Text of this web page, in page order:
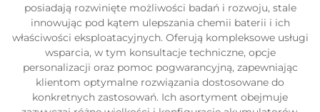
posiadają rozwinięte możliwości badań i rozwoju, stale
innowując pod kątem ulepszania chemii baterii i ich
właściwości eksploatacyjnych. Oferują kompleksowe usługi
wsparcia, w tym konsultacje techniczne, opcje
personalizacji oraz pomoc pogwarancyjną, zapewniając
klientom optymalne rozwiązania dostosowane do
konkretnych zastosowań. Ich asortyment obejmuje